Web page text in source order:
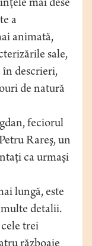
mai dese
a
animată,
sale,
în descrieri,
de natură
feciorul
Rareş, un
ca urmaşi
lungă, este
detalii.
trei